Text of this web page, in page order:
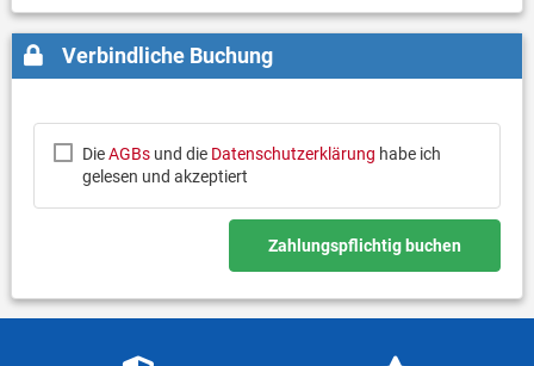
Verbindliche Buchung
DieAGBsund die Datenschutzerklärung habe ich
gelesen und akzeptiert
Zahlungspflichtig buchen